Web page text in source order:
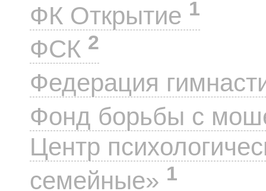
ФК Открытие 1
ФСК 2
Федерация
Фонд борьбы с
Центр
семейные» 1